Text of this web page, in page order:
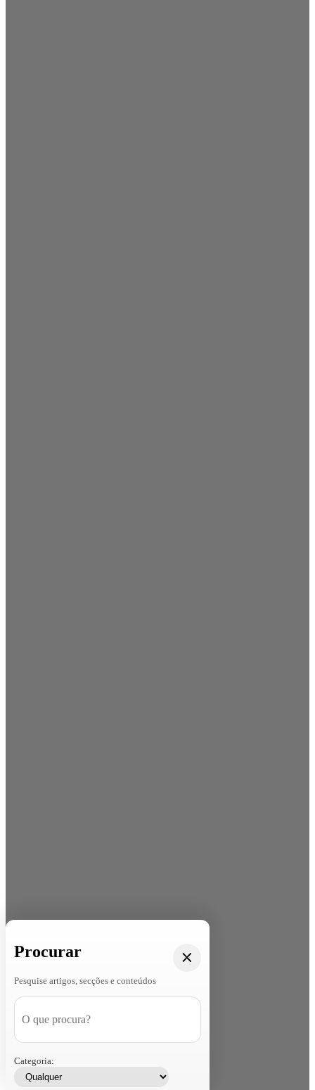
Procurar
Pesquise artigos, secções e conteúdos
Categoria: